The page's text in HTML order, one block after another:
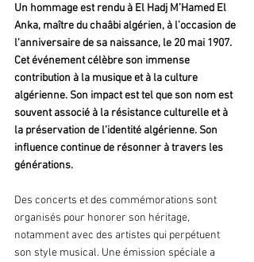
Un hommage est rendu à El Hadj M’Hamed El
Anka, maître du chaâbi algérien, à l’occasion de
l’anniversaire de sa naissance, le 20 mai 1907.
Cet événement célèbre son immense
contribution à la musique et à la culture
algérienne. Son impact est tel que son nom est
souvent associé à la résistance culturelle et à
la préservation de l’identité algérienne. Son
influence continue de résonner à travers les
générations.
Des concerts et des commémorations sont
organisés pour honorer son héritage,
notamment avec des artistes qui perpétuent
son style musical. Une émission spéciale a